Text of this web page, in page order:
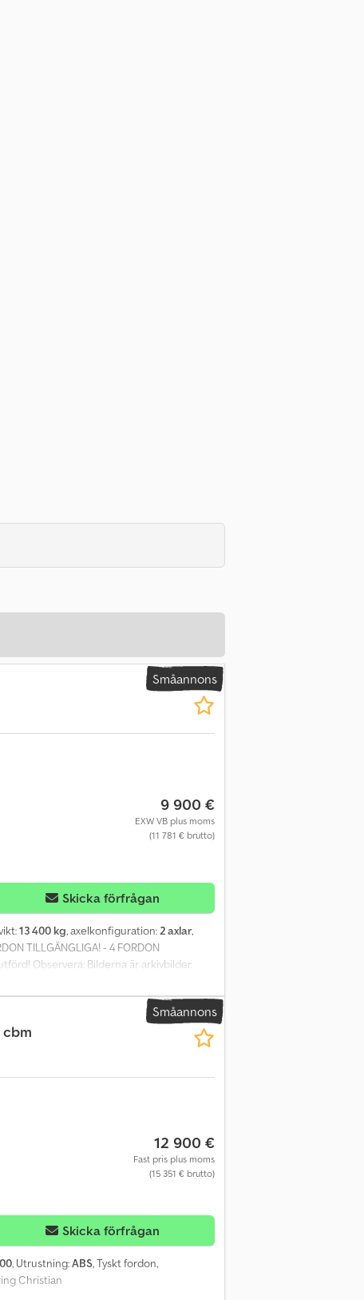
Småannons
9 900 €
EXW VB plus moms
(11 781 € brutto)
Skicka förfrågan
13 400 kg, axelkonfiguration:2 axlar,
TILLGÄNGLIGA! - 4 FORDON
Observera: Bilderna är arkivbilder.
2 kilklossar med hållare,
BPW-skivbromsaxlar, luftfjädring
kopplingshuvuden fram, med
med EBS-kontakt fram, med
av dragfordon som garanterar ABS-
gula LED-ljus på sidorna, 2 vita
polig kontakt med förbindningskabel till
med reflexremsor enligt ECE
kulvridlager, anslag max 20°,
50 mm dragöglor för både dolly och
parkeringsbroms, 2
till släpvagnen EBS, elektroniskt
får endast dras av dragfordon som
gula LED-ljus på
1 x 15-polig kontakt med
i en rad, konturmarkering med
Småannons
cbm
12 900 €
Fast pris plus moms
(15 351 € brutto)
Skicka förfrågan
, Utrustning:ABS, Tyskt fordon,
Christian